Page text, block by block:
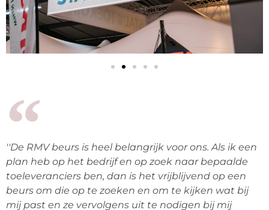
''De RMV beurs is heel belangrijk voor ons. Als ik een
plan heb op het bedrijf en op zoek naar bepaalde
toeleveranciers ben, dan is het vrijblijvend op een
beurs om die op te zoeken en om te kijken wat bij
mij past en ze vervolgens uit te nodigen bij mij